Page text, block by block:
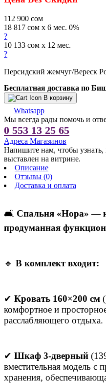
112 900 сом
18 817 сом x 6 мес. 0%
?
10 133 сом x 12 мес.
?
Персидский жемчуг/Вереск
Бесплатная доставка по
В корзину
Whatsapp
Мы всегда рады помочь и
0 553 13 25 65
Адреса Магазинов
Напишите нам, чтобы узнать,
выставлен на витрине.
Описание
Отзывы (0)
Доставка и оплата
🛋 Спальня «Нора» —
продуманная
🔹 В комплект входит:
✔ Кровать 160×200 см
комфортное и
расслабляющего отдыха.
✔ Шкаф 3-дверный
вместительная модель с
хранения,